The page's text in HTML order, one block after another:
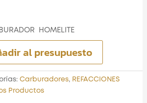
HOMELITE
al presupuesto
Carburadores, REFACCIONES
Productos